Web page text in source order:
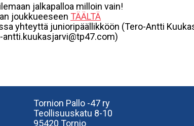
jalkapalloa milloin vain!
joukkueeseen TÄÄLTÄ
yhteyttä junioripäällikköön (Tero-Antti
antti.kuukasjarvi@tp47.com)
Tornion Pallo -47 ry
Teollisuuskatu 8-10
95420 Tornio